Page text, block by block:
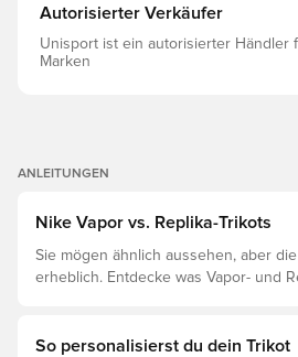
Erbe des Vereins. Mehr als nur ein
dieses Outfit den Geist und die
Paris Saint-Germain. Dri-FIT ist ein atmungsaktives,
schnelltrocknendes und leichtes
Autorisierter Verkäufer
Unisport ist ein autorisierter Händler
Marken
ANLEITUNGEN
Nike Vapor vs. Replika-Trikots
Sie mögen ähnlich aussehen, aber
erheblich. Entdecke was Vapor- und
So personalisierst du dein Trikot